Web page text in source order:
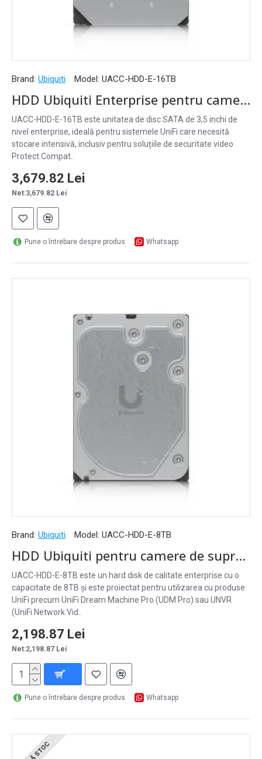
Brand: Ubiquiti Model: UACC-HDD-E-16TB
HDD Ubiquiti Enterprise pentru camere de supraveghere, 16TB, 3.5", SATA, UniFi - UACC-HDD-E-16TB
UACC-HDD-E-16TB este unitatea de disc SATA de 3,5 inchi de
nivel enterprise, ideală pentru sistemele UniFi care necesită
stocare intensivă, inclusiv pentru soluțiile de securitate video
Protect.Compat..
3,679.82 Lei
Net:3,679.82 Lei
Pune o întrebare despre produs Whatsapp
Brand: Ubiquiti Model: UACC-HDD-E-8TB
HDD Ubiquiti pentru camere de supraveghere, 8TB, 3.5", SATA, UniFi - UACC-HDD-E-8TB
UACC-HDD-E-8TB este un hard disk de calitate enterprise cu o
capacitate de 8TB și este proiectat pentru utilizarea cu produse
UniFi precum UniFi Dream Machine Pro (UDM Pro) sau UNVR
(UniFi Network Vid..
2,198.87 Lei
Net:2,198.87 Lei
Pune o întrebare despre produs Whatsapp